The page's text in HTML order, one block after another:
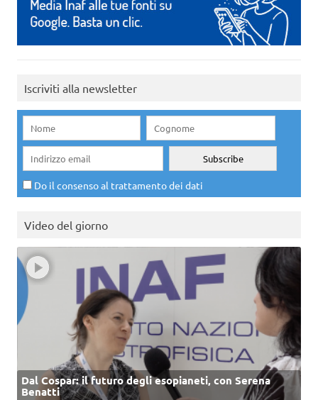
Iscriviti alla newsletter
Do il consenso al trattamento dei dati
Video del giorno
Dal Cospar: il futuro degli esopianeti, con Serena
Benatti